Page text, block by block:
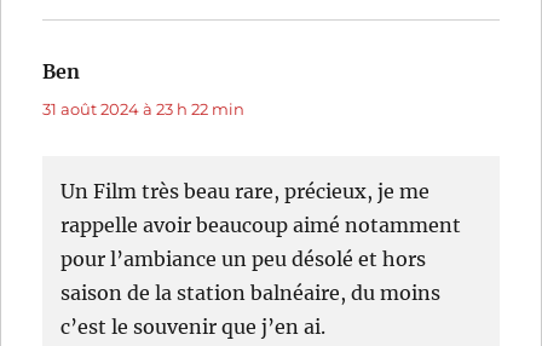
Ben
31 août 2024 à 23 h 22 min
Un Film très beau rare, précieux, je me
rappelle avoir beaucoup aimé notamment
pour l’ambiance un peu désolé et hors
saison de la station balnéaire, du moins
c’est le souvenir que j’en ai.